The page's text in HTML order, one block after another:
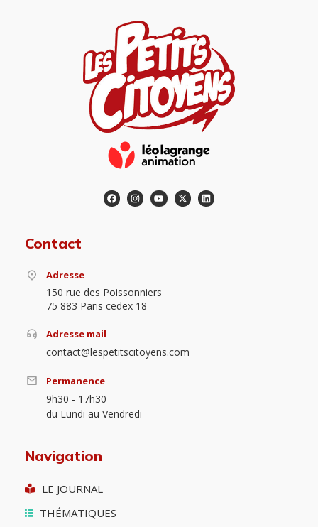
Contact
Adresse
150 rue des Poissonniers
75 883 Paris cedex 18
Adresse mail
contact@lespetitscitoyens.com
Permanence
9h30 - 17h30
du Lundi au Vendredi
Navigation
LE JOURNAL
THÉMATIQUES